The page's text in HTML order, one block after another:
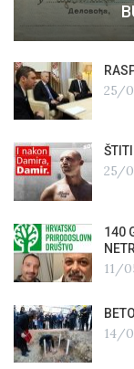
25/
25/
140
11/
14/